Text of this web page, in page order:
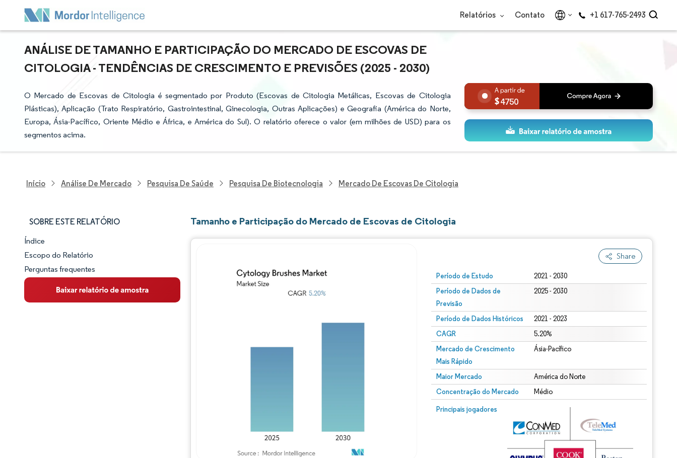
Relatórios Contato +1 617-765-2493
ANÁLISE DE TAMANHO E PARTICIPAÇÃO DO MERCADO DE ESCOVAS DE
CITOLOGIA - TENDÊNCIAS DE CRESCIMENTO E PREVISÕES (2025 - 2030)
O Mercado de Escovas de Citologia é segmentado por Produto (Escovas de Citologia Metálicas, Escovas de Citologia
Plásticas), Aplicação (Trato Respiratório, Gastrointestinal, Ginecologia, Outras Aplicações) e Geografia (América do Norte,
Europa, Ásia-Pacífico, Oriente Médio e África, e América do Sul). O relatório oferece o valor (em milhões de USD) para os
segmentos acima.
4750
Início Análise De Mercado Pesquisa De Saúde Pesquisa De Biotecnologia Mercado De Escovas De Citologia
SOBRE ESTE RELATÓRIO
Panorama do Mercado
Visão Geral do Mercado
Principais Tendências de Mercado
Índice
Escopo do Relatório
Perguntas frequentes
Tamanho e Participação do Mercado de Escovas de Citologia
Share
Período de Estudo 2021 - 2030
Período de Dados de
Previsão
2025 - 2030
Período de Dados Históricos 2021 - 2023
CAGR 5.20%
Mercado de Crescimento
Mais Rápido
Ásia-Pacífico
Maior Mercado América do Norte
Concentração do Mercado Médio
Principais jogadores